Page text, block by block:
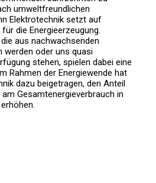
umweltfreundlichen
Elektrotechnik setzt auf
die Energieerzeugung.
aus nachwachsenden
oder uns quasi
stehen, spielen dabei eine
Rahmen der Energiewende hat
dazu beigetragen, den Anteil
Gesamtenergieverbrauch in